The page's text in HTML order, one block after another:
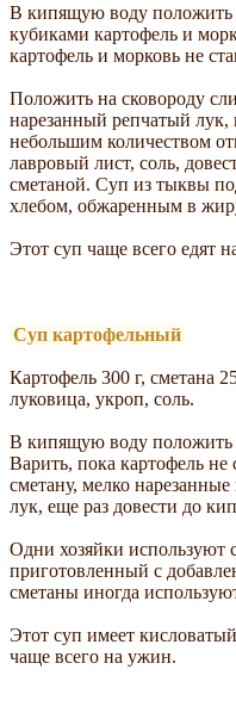
В кипящую воду положить
кубиками картофель и
картофель и морковь не
Положить на сковороду
нарезанный репчатый лук,
небольшим количеством
лавровый лист, соль,
сметаной. Суп из тыквы
хлебом, обжаренным в
Этот суп чаще всего едят
Суп картофельный
Картофель 300 г, сметана
луковица, укроп, соль.
В кипящую воду положить
Варить, пока картофель не
сметану, мелко
лук, еще раз довести до
Одни хозяйки используют
приготовленный с
сметаны иногда
Этот суп имеет
чаще всего на ужин.